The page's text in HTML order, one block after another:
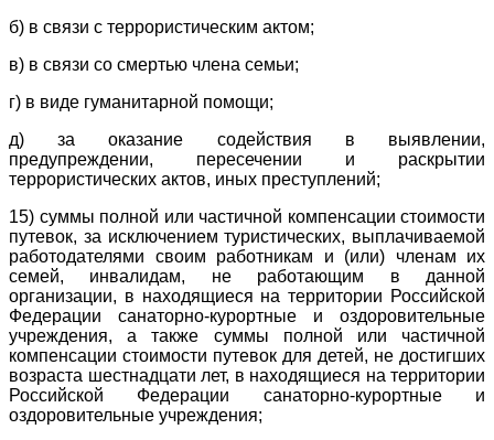
б) в связи с террористическим актом;
в) в связи со смертью члена семьи;
г) в виде гуманитарной помощи;
д) за оказание содействия в выявлении,
предупреждении, пересечении и раскрытии
террористических актов, иных преступлений;
15) суммы полной или частичной компенсации стоимости
путевок, за исключением туристических, выплачиваемой
работодателями своим работникам и (или) членам их
семей, инвалидам, не работающим в данной
организации, в находящиеся на территории Российской
Федерации санаторно-курортные и оздоровительные
учреждения, а также суммы полной или частичной
компенсации стоимости путевок для детей, не достигших
возраста шестнадцати лет, в находящиеся на территории
Российской Федерации санаторно-курортные и
оздоровительные учреждения;